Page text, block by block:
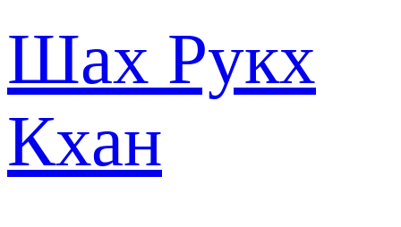
Шах Рукх
Кхан